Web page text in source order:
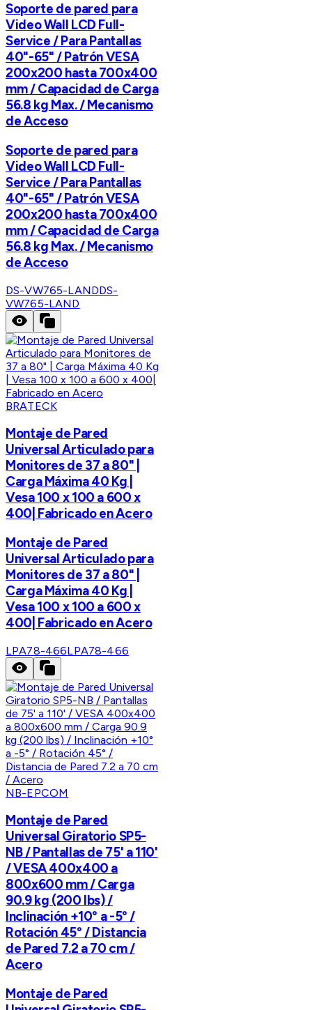
Soporte de pared para
Video Wall LCD Full-
Service / Para Pantallas
40"-65" / Patrón VESA
200x200 hasta 700x400
mm / Capacidad de Carga
56.8 kg Max. / Mecanismo
de Acceso
Soporte de pared para
Video Wall LCD Full-
Service / Para Pantallas
40"-65" / Patrón VESA
200x200 hasta 700x400
mm / Capacidad de Carga
56.8 kg Max. / Mecanismo
de Acceso
DS-VW765-LANDDS-
VW765-LAND
BRATECK
Montaje de Pared
Universal Articulado para
Monitores de 37 a 80" |
Carga Máxima 40 Kg |
Vesa 100 x 100 a 600 x
400| Fabricado en Acero
Montaje de Pared
Universal Articulado para
Monitores de 37 a 80" |
Carga Máxima 40 Kg |
Vesa 100 x 100 a 600 x
400| Fabricado en Acero
LPA78-466LPA78-466
NB-EPCOM
Montaje de Pared
Universal Giratorio SP5-
NB / Pantallas de 75' a 110'
/ VESA 400x400 a
800x600 mm / Carga
90.9 kg (200 lbs) /
Inclinación +10° a -5° /
Rotación 45° / Distancia
de Pared 7.2 a 70 cm /
Acero
Montaje de Pared